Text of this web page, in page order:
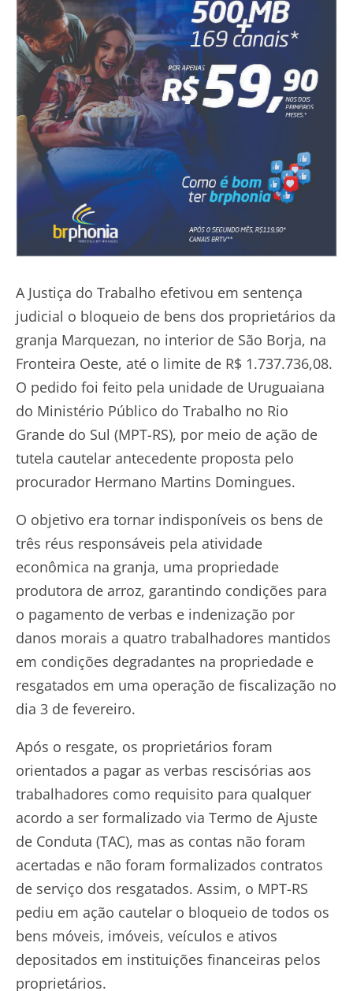
A Justiça do Trabalho efetivou em sentença
judicial o bloqueio de bens dos proprietários da
granja Marquezan, no interior de São Borja, na
Fronteira Oeste, até o limite de R$ 1.737.736,08.
O pedido foi feito pela unidade de Uruguaiana
do Ministério Público do Trabalho no Rio
Grande do Sul (MPT-RS), por meio de ação de
tutela cautelar antecedente proposta pelo
procurador Hermano Martins Domingues.
O objetivo era tornar indisponíveis os bens de
três réus responsáveis pela atividade
econômica na granja, uma propriedade
produtora de arroz, garantindo condições para
o pagamento de verbas e indenização por
danos morais a quatro trabalhadores mantidos
em condições degradantes na propriedade e
resgatados em uma operação de fiscalização no
dia 3 de fevereiro.
Após o resgate, os proprietários foram
orientados a pagar as verbas rescisórias aos
trabalhadores como requisito para qualquer
acordo a ser formalizado via Termo de Ajuste
de Conduta (TAC), mas as contas não foram
acertadas e não foram formalizados contratos
de serviço dos resgatados. Assim, o MPT-RS
pediu em ação cautelar o bloqueio de todos os
bens móveis, imóveis, veículos e ativos
depositados em instituições financeiras pelos
proprietários.